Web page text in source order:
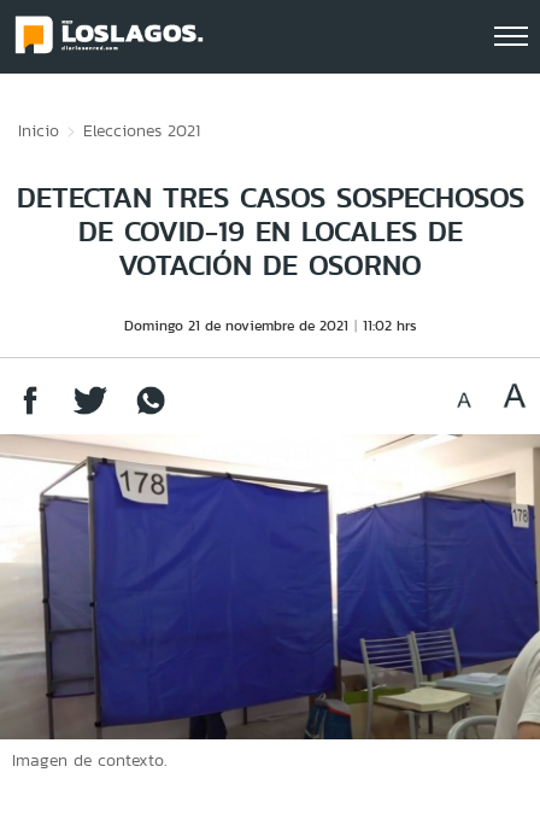
Inicio Elecciones 2021
DETECTAN TRES CASOS SOSPECHOSOS
DE COVID-19 EN LOCALES DE
VOTACIÓN DE OSORNO
Domingo 21 de noviembre de 2021 11:02 hrs
Imagen de contexto.